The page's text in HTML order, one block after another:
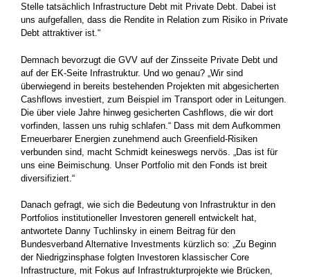
Stelle tatsächlich Infrastructure Debt mit Private Debt. Dabei ist
uns aufgefallen, dass die Rendite in Relation zum Risiko in Private
Debt attraktiver ist.“
Demnach bevorzugt die GVV auf der Zinsseite Private Debt und
auf der EK-Seite Infrastruktur. Und wo genau? „Wir sind
überwiegend in bereits bestehenden Projekten mit abgesicherten
Cashflows investiert, zum Beispiel im Transport oder in Leitungen.
Die über viele Jahre hinweg gesicherten Cashflows, die wir dort
vorfinden, lassen uns ruhig schlafen.“ Dass mit dem Aufkommen
Erneuerbarer Energien zunehmend auch Greenfield-Risiken
verbunden sind, macht Schmidt keineswegs nervös. „Das ist für
uns eine Beimischung. Unser Portfolio mit den Fonds ist breit
diversifiziert.“
Danach gefragt, wie sich die Bedeutung von Infrastruktur in den
Portfolios institutioneller Investoren generell entwickelt hat,
antwortete Danny Tuchlinsky in einem Beitrag für den
Bundesverband Alternative Investments kürzlich so: „Zu Beginn
der Niedrigzinsphase folgten Investoren klassischer Core
Infrastructure, mit Fokus auf Infrastrukturprojekte wie Brücken,